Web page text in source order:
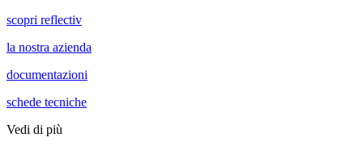
scopri reflectiv
la nostra azienda
documentazioni
schede tecniche
Vedi di più